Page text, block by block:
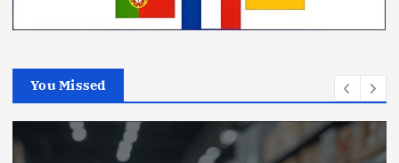
You Missed